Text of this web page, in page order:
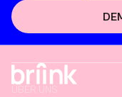
ÜBER UNS